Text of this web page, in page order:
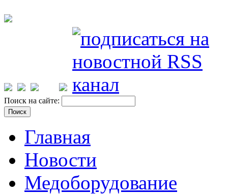
Поиск на сайте:
Главная
Новости
Медоборудование